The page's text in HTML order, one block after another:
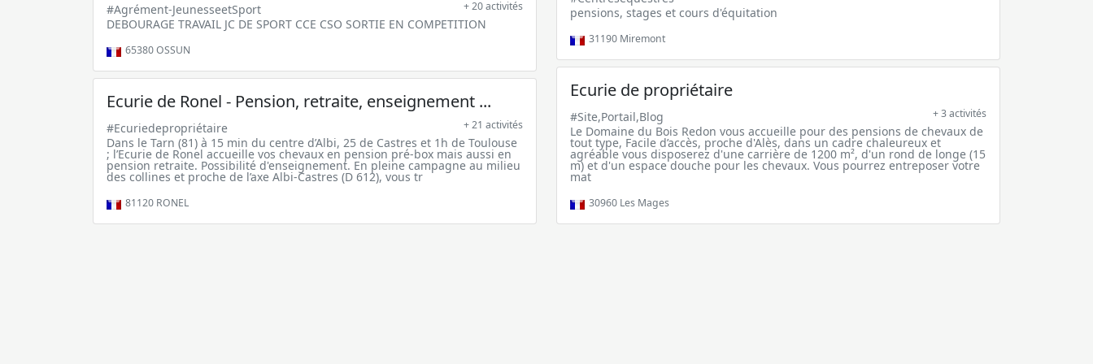
pensions, stages et cours d'équitation
31190 Miremont
#Agrément-JeunesseetSport + 20 activités
DEBOURAGE TRAVAIL JC DE SPORT CCE CSO SORTIE EN COMPETITION
65380OSSUN
Ecurie de propriétaire
#Site,Portail,Blog + 3 activités
Le Domaine du Bois Redon vous accueille pour des pensions de chevaux de
tout type, Facile d’accès, proche d'Alès, dans un cadre chaleureux et
agréable vous disposerez d'une carrière de 1200 m², d'un rond de longe (15
m) et d'un espace douche pour les chevaux. Vous pourrez entreposer votre
mat
30960 Les Mages
Ecurie de Ronel - Pension, retraite, enseignement ...
#Ecuriedepropriétaire + 21 activités
Dans le Tarn (81) à 15 min du centre d’Albi, 25 de Castres et 1h de Toulouse
; l’Ecurie de Ronel accueille vos chevaux en pension pré-box mais aussi en
pension retraite. Possibilité d'enseignement. En pleine campagne au milieu
des collines et proche de l’axe Albi-Castres (D 612), vous tr
81120 RONEL